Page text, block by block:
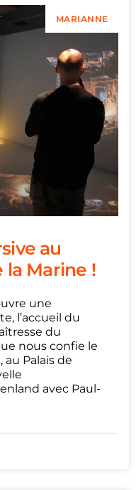
MARIANNE
au
la Marine !
une
l’accueil du
du
nous confie le
au Palais de
avec Paul-